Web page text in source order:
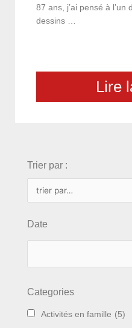
87 ans, j’ai pensé à l’un
dessins …
Lire
Trier par :
Date
Categories
Activités en famille (5)